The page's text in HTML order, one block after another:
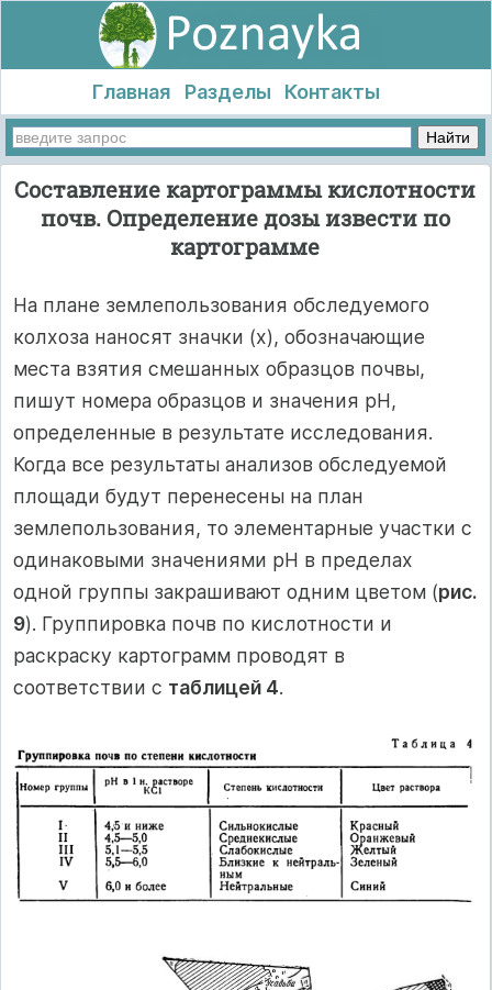
Главная Разделы Контакты
Составление картограммы кислотности
почв. Определение дозы извести по
картограмме
На плане землепользования обследуемого
колхоза наносят значки (х), обозначающие
места взятия смешанных образцов почвы,
пишут номера образцов и значения pH,
определенные в результате исследования.
Когда все результаты анализов обследуемой
площади будут перенесены на план
землепользования, то элементарные участки с
одинаковыми значениями pH в пределах
одной группы закрашивают одним цветом (рис.
9). Группировка почв по кислотности и
раскраску картограмм проводят в
соответствии с таблицей 4.